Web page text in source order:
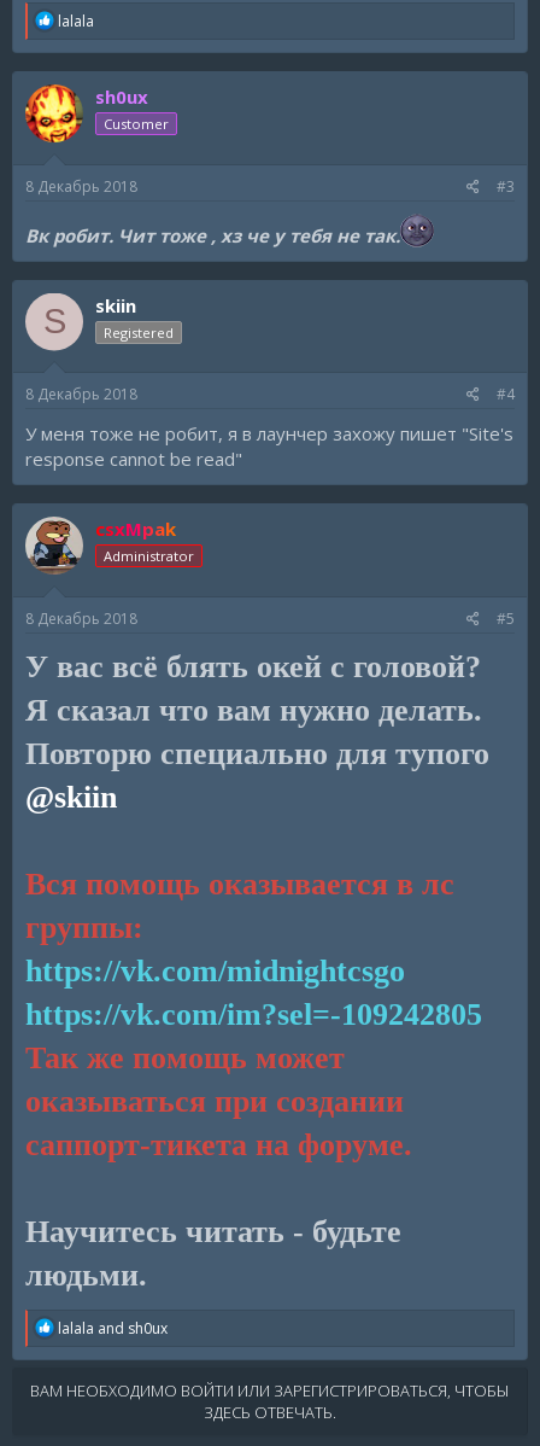
R
a
c
t
i
o
:
lalala
sh0ux
Customer
8 Декабрь 2018 #3
Вк робит. Чит тоже , хз че у тебя не так.
S skiin
Registered
8 Декабрь 2018 #4
У меня тоже не робит, я в лаунчер захожу пишет "Site's
response cannot be read"
csxMpak
Administrator
8 Декабрь 2018 #5
У вас всё блять окей с головой?
Я сказал что вам нужно делать.
Повторю специально для тупого
@skiin
Вся помощь оказывается в лс
группы:
https://vk.com/midnightcsgo
https://vk.com/im?sel=-109242805
Так же помощь может
оказываться при создании
саппорт-тикета на форуме.
Научитесь читать - будьте
людьми.
R
a
c
t
lalala and sh0ux
ВАМ НЕОБХОДИМО ВОЙТИ ИЛИ ЗАРЕГИСТРИРОВАТЬСЯ, ЧТОБЫ
ЗДЕСЬ ОТВЕЧАТЬ.